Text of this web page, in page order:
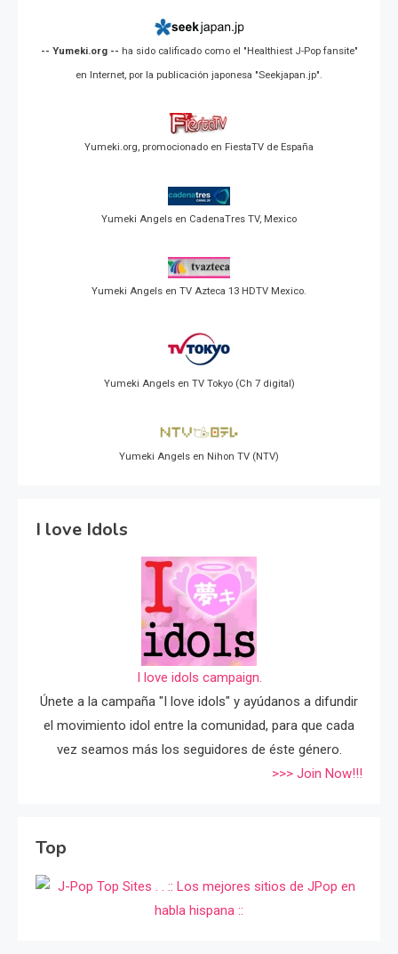
-- Yumeki.org -- ha sido calificado como el "Healthiest J-Pop fansite"
en Internet, por la publicación japonesa "Seekjapan.jp".
Yumeki.org, promocionado en FiestaTV de España
Yumeki Angels en CadenaTres TV, Mexico
Yumeki Angels en TV Azteca 13 HDTV Mexico.
Yumeki Angels en TV Tokyo (Ch 7 digital)
Yumeki Angels en Nihon TV (NTV)
I love Idols
I love idols campaign.
Únete a la campaña "I love idols" y ayúdanos a difundir
el movimiento idol entre la comunidad, para que cada
vez seamos más los seguidores de éste género.
>>> Join Now!!!
Top